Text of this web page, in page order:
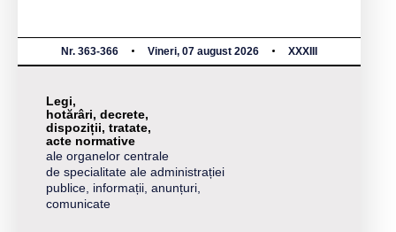
Nr. 363-366 Vineri, 07 august 2026 XXXIII
Legi,
hotărâri, decrete,
dispoziții, tratate,
acte normative
ale organelor centrale
de specialitate ale administrației
publice, informații, anunțuri,
comunicate